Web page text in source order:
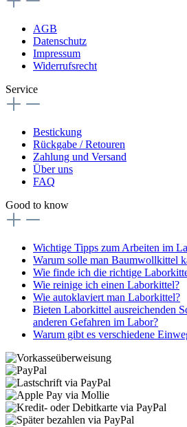
AGB
Datenschutz
Impressum
Widerrufsrecht
Service
Bestickung
Rückgabe / Retouren
Zahlung und Versand
Über uns
FAQ
Good to know
Wichtige Tipps zum Arbeiten im
Warum solle man Baumwollkittel
Wie finde ich die richtige
Wie reinige ich einen Laborkittel?
Wie autoklaviert man Laborkittel?
Bieten Laborkittel ausreichenden
anderen Gefahren im Labor?
Warum gibt es verschiedene